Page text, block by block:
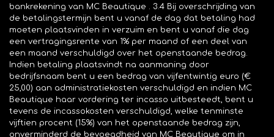
bankrekening van MC Beautique . 3.4 Bij overschrijding van
de betalingstermijn bent u vanaf de dag dat betaling had
moeten plaatsvinden in verzuim en bent u vanaf die dag
een vertragingsrente van 1% per maand of een deel van
een maand verschuldigd over het openstaande bedrag.
Indien betaling plaatsvindt na aanmaning door
bedrijfsnaam bent u een bedrag van vijfentwintig euro (€
25,00) aan administratiekosten verschuldigd en indien MC
Beautique haar vordering ter incasso uitbesteedt, bent u
tevens de incassokosten verschuldigd, welke tenminste
vijftien procent (15%) van het openstaande bedrag zijn,
onverminderd de bevoegdheid van MC Beautique om in